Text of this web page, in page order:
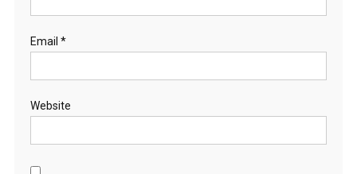
Email *
Website